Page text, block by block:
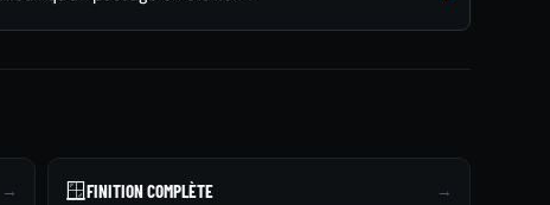
→ 🪟FINITION COMPLÈTE →